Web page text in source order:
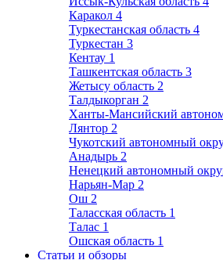
Каракол 4
Туркестанская область 4
Туркестан 3
Кентау 1
Ташкентская область 3
Жетысу область 2
Талдыкорган 2
Ханты-Мансийский
Лянтор 2
Чукотский автономный
Анадырь 2
Ненецкий автономный
Нарьян-Мар 2
Ош 2
Таласская область 1
Талас 1
Ошская область 1
Статьи и обзоры